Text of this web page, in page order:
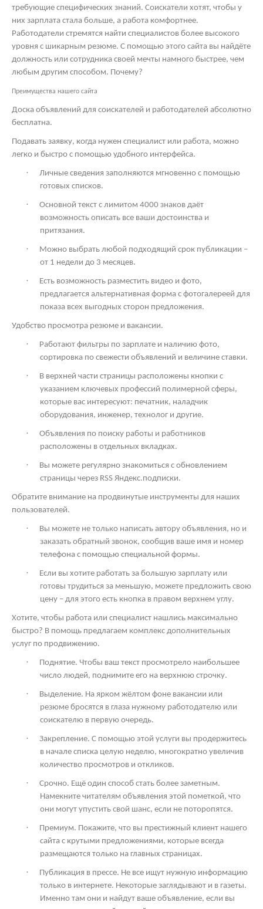
требующие специфических знаний. Соискатели хотят, чтобы у
них зарплата стала больше, а работа комфортнее.
Работодатели стремятся найти специалистов более высокого
уровня с шикарным резюме. С помощью этого сайта вы найдёте
должность или сотрудника своей мечты намного быстрее, чем
любым другим способом. Почему?
Преимущества нашего сайта
Доска объявлений для соискателей и работодателей абсолютно
бесплатна.
Подавать заявку, когда нужен специалист или работа, можно
легко и быстро с помощью удобного интерфейса.
·
Личные сведения заполняются мгновенно с помощью
готовых списков.
·
Основной текст с лимитом 4000 знаков даёт
возможность описать все ваши достоинства и
притязания.
·
Можно выбрать любой подходящий срок публикации –
от 1 недели до 3 месяцев.
·
Есть возможность разместить видео и фото,
предлагается альтернативная форма с фотогалереей для
показа всех выгодных сторон предложения.
Удобство просмотра резюме и вакансии.
·
Работают фильтры по зарплате и наличию фото,
сортировка по свежести объявлений и величине ставки.
·
В верхней части страницы расположены кнопки с
указанием ключевых профессий полимерной сферы,
которые вас интересуют: печатник, наладчик
оборудования, инженер, технолог и другие.
·
Объявления по поиску работы и работников
расположены в отдельных вкладках.
·
Вы можете регулярно знакомиться с обновлением
страницы через RSS Яндекс.подписки.
Обратите внимание на продвинутые инструменты для наших
пользователей.
·
Вы можете не только написать автору объявления, но и
заказать обратный звонок, сообщив ваше имя и номер
телефона с помощью специальной формы.
·
Если вы хотите работать за большую зарплату или
готовы трудиться за меньшую, можете предложить свою
цену – для этого есть кнопка в правом верхнем углу.
Хотите, чтобы работа или специалист нашлись максимально
быстро? В помощь предлагаем комплекс дополнительных
услуг по продвижению.
·
Поднятие. Чтобы ваш текст просмотрело наибольшее
число людей, поднимите его на верхнюю строчку.
·
Выделение. На ярком жёлтом фоне вакансии или
резюме бросятся в глаза нужному работодателю или
соискателю в первую очередь.
·
Закрепление. С помощью этой услуги вы продержитесь
в начале списка целую неделю, многократно увеличив
количество просмотров и откликов.
·
Срочно. Ещё один способ стать более заметным.
Намекните читателям объявления этой пометкой, что
они могут упустить свой шанс, если не поторопятся.
·
Премиум. Покажите, что вы престижный клиент нашего
сайта с крутыми предложениями, которые всегда
размещаются только на главных страницах.
·
Публикация в прессе. Не все ищут нужную информацию
только в интернете. Некоторые заглядывают и в газеты.
Именно там они и найдут ваше объявление, если вы